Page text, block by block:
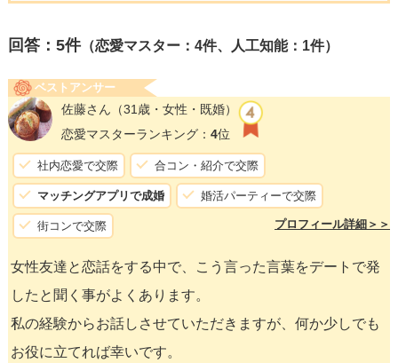
回答： 5件（恋愛マスター：4件、人工知能：1件）
ベストアンサー
佐藤さん （31歳・女性・既婚）
恋愛マスターランキング： 4位
社内恋愛で交際 合コン・紹介で交際
マッチングアプリで成婚 婚活パーティーで交際
街コンで交際 プロフィール詳細＞＞
女性友達と恋話をする中で、こう言った言葉をデートで発
したと聞く事がよくあります。
私の経験からお話しさせていただきますが、何か少しでも
お役に立てれば幸いです。